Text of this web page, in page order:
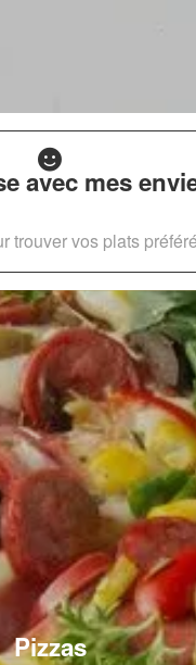
avec mes
trouver vos plats
Pizzas